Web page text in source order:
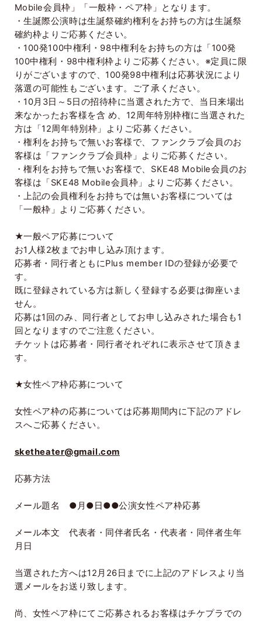
Mobile会員枠」「一般枠・ペア枠」となります。
・生誕際公演時は生誕祭確約権利をお持ちの方は生誕祭
確約枠よりご応募ください。
・ 100発100中権利・ 98中権利をお持ちの方は「100発
100中権利・ 98中権利枠よりご応募ください。※定員に限
りがございますので、 100発98中権利は応募状況により
落選の可能性もございます。ご了承ください。
・ 10月 3日～ 5日の招待枠に当選された方で、当日来場出
来なかったお客様を含 め、 12周年特別枠権に当選された
方は「12周年特別枠」よりご応募ください。
・権利をお持ちで無いお客様で、ファンクラブ会員のお
客様は「ファンクラブ会員枠」よりご応募ください。
・権利をお持ちで無いお客様で、 SKE48 Mobile会員のお
客様は「SKE48 Mobile会員枠」よりご応募ください。
・上記の会員権利をお持ちでは無いお客様については
「一般枠」よりご応募ください。
★一般ペア応募について
お1 人様2枚までお申し込み頂けます。
応募者・同行者ともにPlus member IDの登録が必要で
す。
既に登録されている方は新しく登録する必要は御座いま
せん。
応募は1 回のみ、同行者としてお申し込みされた場合も 1
回となりますのでご注意ください。
チケットは応募者・同行者それぞれに表示させて頂きま
す。
★女性ペア枠応募について
女性ペア枠の応募については応募期間内に下記のアドレ
スへご応募ください。
sketheater@gmail.com
応募方法
メール題名 ●月●日●●公演女性ペア枠応募
メール本文 代表者・同伴者氏名・代表者・同伴者生年
月日
当選された方へは12月 26日までに上記のアドレスより当
選メールをお送り致します。
尚、女性ペア枠にてご応募されるお客様はチケプラでの